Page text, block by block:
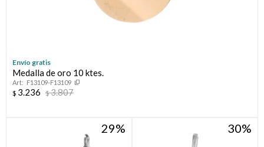
Envío gratis
Medalla de oro 10 ktes.
F13109-F13109
$ 3.236 $3.807
29 30